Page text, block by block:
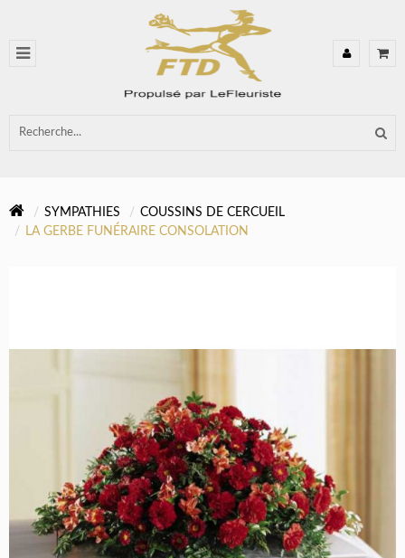
SYMPATHIES
COUSSINS DE CERCUEIL
LA GERBE FUNÉRAIRE CONSOLATION